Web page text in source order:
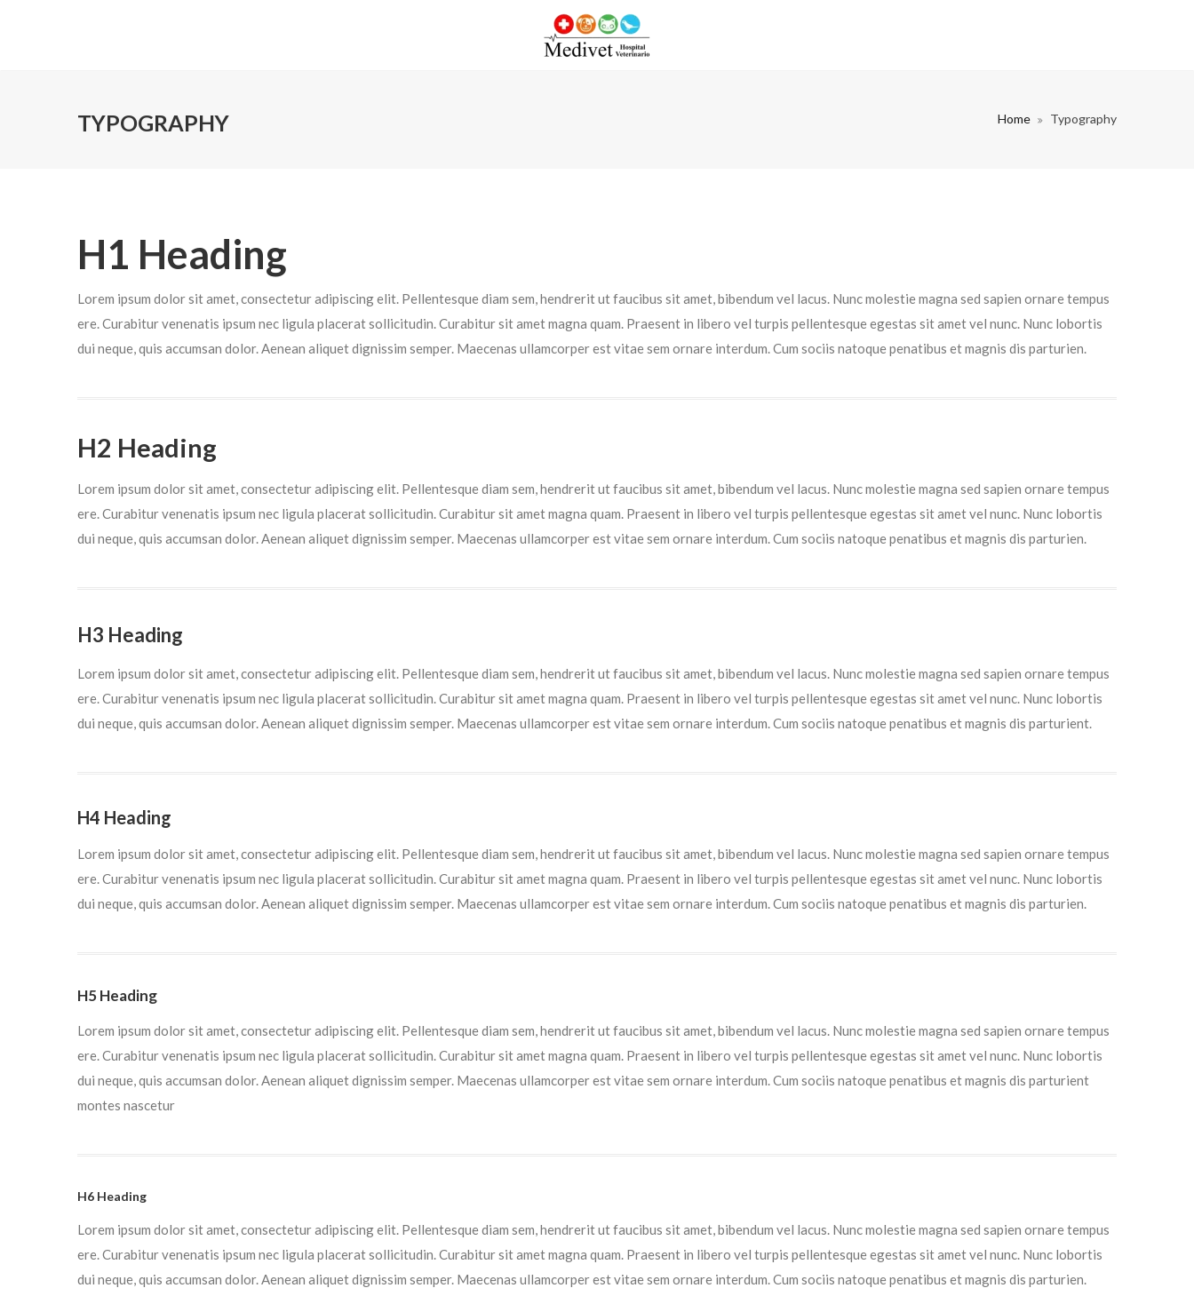
TYPOGRAPHY Home Typography
H1 Heading
Lorem ipsum dolor sit amet, consectetur adipiscing elit. Pellentesque diam sem, hendrerit ut faucibus sit amet, bibendum vel lacus. Nunc molestie magna sed sapien ornare tempus
ere. Curabitur venenatis ipsum nec ligula placerat sollicitudin. Curabitur sit amet magna quam. Praesent in libero vel turpis pellentesque egestas sit amet vel nunc. Nunc lobortis
dui neque, quis accumsan dolor. Aenean aliquet dignissim semper. Maecenas ullamcorper est vitae sem ornare interdum. Cum sociis natoque penatibus et magnis dis parturien.
H2 Heading
Lorem ipsum dolor sit amet, consectetur adipiscing elit. Pellentesque diam sem, hendrerit ut faucibus sit amet, bibendum vel lacus. Nunc molestie magna sed sapien ornare tempus
ere. Curabitur venenatis ipsum nec ligula placerat sollicitudin. Curabitur sit amet magna quam. Praesent in libero vel turpis pellentesque egestas sit amet vel nunc. Nunc lobortis
dui neque, quis accumsan dolor. Aenean aliquet dignissim semper. Maecenas ullamcorper est vitae sem ornare interdum. Cum sociis natoque penatibus et magnis dis parturien.
H3 Heading
Lorem ipsum dolor sit amet, consectetur adipiscing elit. Pellentesque diam sem, hendrerit ut faucibus sit amet, bibendum vel lacus. Nunc molestie magna sed sapien ornare tempus
ere. Curabitur venenatis ipsum nec ligula placerat sollicitudin. Curabitur sit amet magna quam. Praesent in libero vel turpis pellentesque egestas sit amet vel nunc. Nunc lobortis
dui neque, quis accumsan dolor. Aenean aliquet dignissim semper. Maecenas ullamcorper est vitae sem ornare interdum. Cum sociis natoque penatibus et magnis dis parturient.
H4 Heading
Lorem ipsum dolor sit amet, consectetur adipiscing elit. Pellentesque diam sem, hendrerit ut faucibus sit amet, bibendum vel lacus. Nunc molestie magna sed sapien ornare tempus
ere. Curabitur venenatis ipsum nec ligula placerat sollicitudin. Curabitur sit amet magna quam. Praesent in libero vel turpis pellentesque egestas sit amet vel nunc. Nunc lobortis
dui neque, quis accumsan dolor. Aenean aliquet dignissim semper. Maecenas ullamcorper est vitae sem ornare interdum. Cum sociis natoque penatibus et magnis dis parturien.
H5 Heading
Lorem ipsum dolor sit amet, consectetur adipiscing elit. Pellentesque diam sem, hendrerit ut faucibus sit amet, bibendum vel lacus. Nunc molestie magna sed sapien ornare tempus
ere. Curabitur venenatis ipsum nec ligula placerat sollicitudin. Curabitur sit amet magna quam. Praesent in libero vel turpis pellentesque egestas sit amet vel nunc. Nunc lobortis
dui neque, quis accumsan dolor. Aenean aliquet dignissim semper. Maecenas ullamcorper est vitae sem ornare interdum. Cum sociis natoque penatibus et magnis dis parturient
montes nascetur
H6 Heading
Lorem ipsum dolor sit amet, consectetur adipiscing elit. Pellentesque diam sem, hendrerit ut faucibus sit amet, bibendum vel lacus. Nunc molestie magna sed sapien ornare tempus
ere. Curabitur venenatis ipsum nec ligula placerat sollicitudin. Curabitur sit amet magna quam. Praesent in libero vel turpis pellentesque egestas sit amet vel nunc. Nunc lobortis
dui neque, quis accumsan dolor. Aenean aliquet dignissim semper. Maecenas ullamcorper est vitae sem ornare interdum. Cum sociis natoque penatibus et magnis dis parturien.